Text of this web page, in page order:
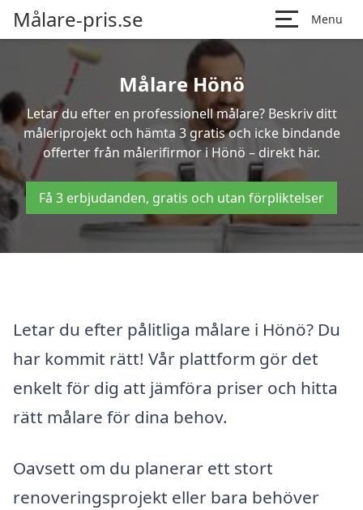
Målare-pris.se Menu
Målare Hönö
Letar du efter en professionell målare? Beskriv ditt
måleriprojekt och hämta 3 gratis och icke bindande
offerter från målerifirmor i Hönö – direkt här.
Få 3 erbjudanden, gratis och utan förpliktelser
Letar du efter pålitliga målare i Hönö? Du
har kommit rätt! Vår plattform gör det
enkelt för dig att jämföra priser och hitta
rätt målare för dina behov.
Oavsett om du planerar ett stort
renoveringsprojekt eller bara behöver